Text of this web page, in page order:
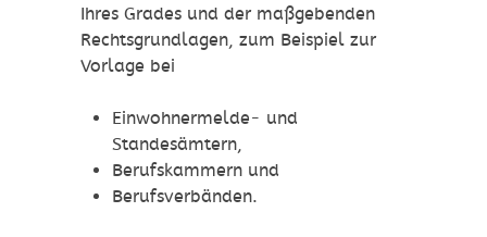
Ihres Grades und der maßgebenden
Rechtsgrundlagen, zum Beispiel zur
Vorlage bei
Einwohnermelde- und
Standesämtern,
Berufskammern und
Berufsverbänden.